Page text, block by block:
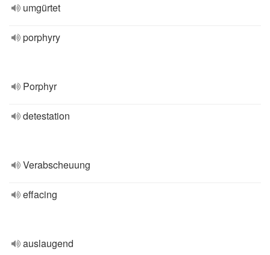
umgürtet
porphyry
Porphyr
detestation
Verabscheuung
effacing
auslaugend